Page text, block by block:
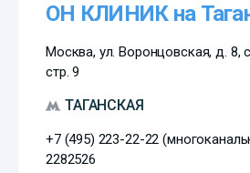
ОН КЛИНИК на
Москва, ул. Воронцовская, д. 8,
стр. 9
ТАГАНСКАЯ
+7 (495) 223-22-22
2282526